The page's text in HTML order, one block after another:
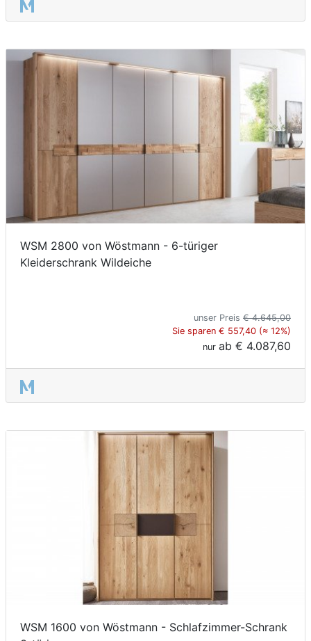
WSM 2800 von Wöstmann - 6-türiger
Kleiderschrank Wildeiche
unser Preis € 4.645,00
Sie sparen € 557,40 (≈ 12%)
nur ab € 4.087,60
WSM 1600 von Wöstmann - Schlafzimmer-Schrank